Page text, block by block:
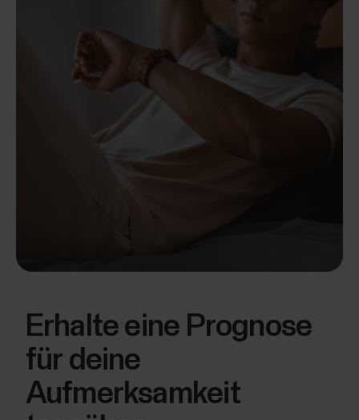
Erhalte eine Prognose
für deine
Aufmerksamkeit